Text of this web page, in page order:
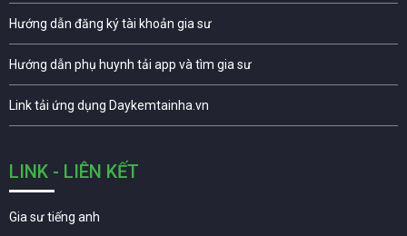
Hướng dẫn đăng ký tài khoản gia sư
Hướng dẫn phụ huynh tải app và tìm gia sư
Link tải ứng dụng Daykemtainha.vn
LINK - LIÊN KẾT
Gia sư tiếng anh